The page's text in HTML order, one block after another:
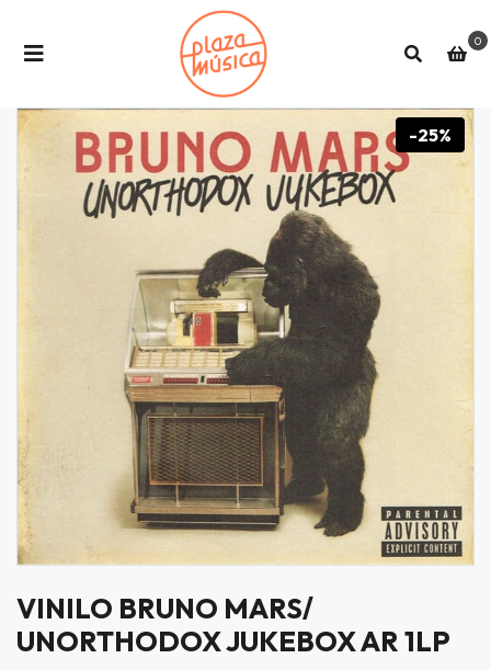
0
-25%
VINILO BRUNO MARS/
UNORTHODOX JUKEBOX AR 1LP